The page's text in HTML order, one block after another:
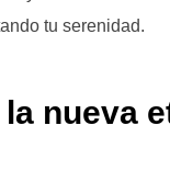
tu serenidad.
la nueva